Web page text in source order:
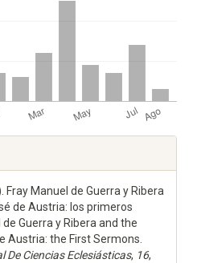
Fray Manuel de Guerra y Ribera
de Austria: los primeros
Guerra y Ribera and the
Austria: the First Sermons.
De Ciencias Eclesiásticas, 16,